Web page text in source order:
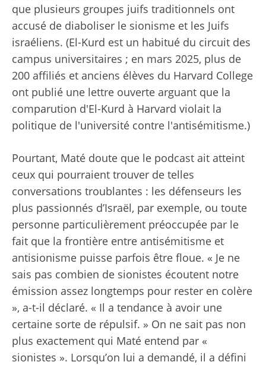
que plusieurs groupes juifs traditionnels ont
accusé de diaboliser le sionisme et les Juifs
israéliens. (El-Kurd est un habitué du circuit des
campus universitaires ; en mars 2025, plus de
200 affiliés et anciens élèves du Harvard College
ont publié une lettre ouverte arguant que la
comparution d'El-Kurd à Harvard violait la
politique de l'université contre l'antisémitisme.)
Pourtant, Maté doute que le podcast ait atteint
ceux qui pourraient trouver de telles
conversations troublantes : les défenseurs les
plus passionnés d’Israël, par exemple, ou toute
personne particulièrement préoccupée par le
fait que la frontière entre antisémitisme et
antisionisme puisse parfois être floue. « Je ne
sais pas combien de sionistes écoutent notre
émission assez longtemps pour rester en colère
», a-t-il déclaré. « Il a tendance à avoir une
certaine sorte de répulsif. » On ne sait pas non
plus exactement qui Maté entend par «
sionistes ». Lorsqu’on lui a demandé, il a défini